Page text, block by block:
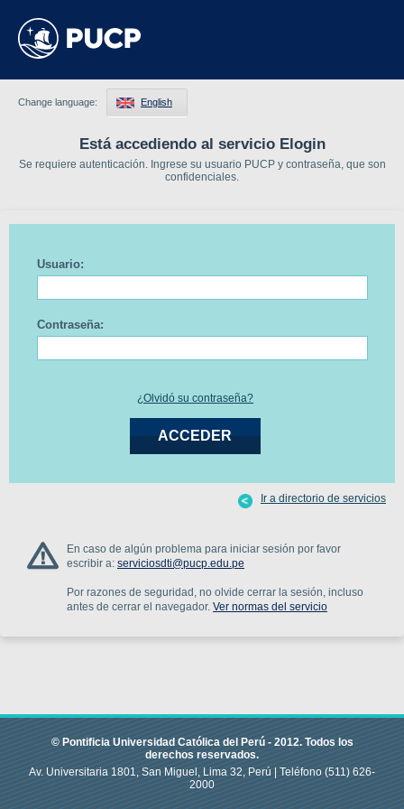
Está accediendo al servicio Elogin
Se requiere autenticación. Ingrese su usuario PUCP y contraseña, que son
confidenciales.
Change language: English
Usuario:
Contraseña:
¿Olvidó su contraseña?
En caso de algún problema para iniciar sesión por favor
escribir a: serviciosdti@pucp.edu.pe
Por razones de seguridad, no olvide cerrar la sesión, incluso
antes de cerrar el navegador. Ver normas del servicio
Ir a directorio de servicios
© Pontificia Universidad Católica del Perú -2012.Todos los
derechos reservados.
Av. Universitaria 1801, San Miguel, Lima 32, Perú |Teléfono(511) 626-
2000